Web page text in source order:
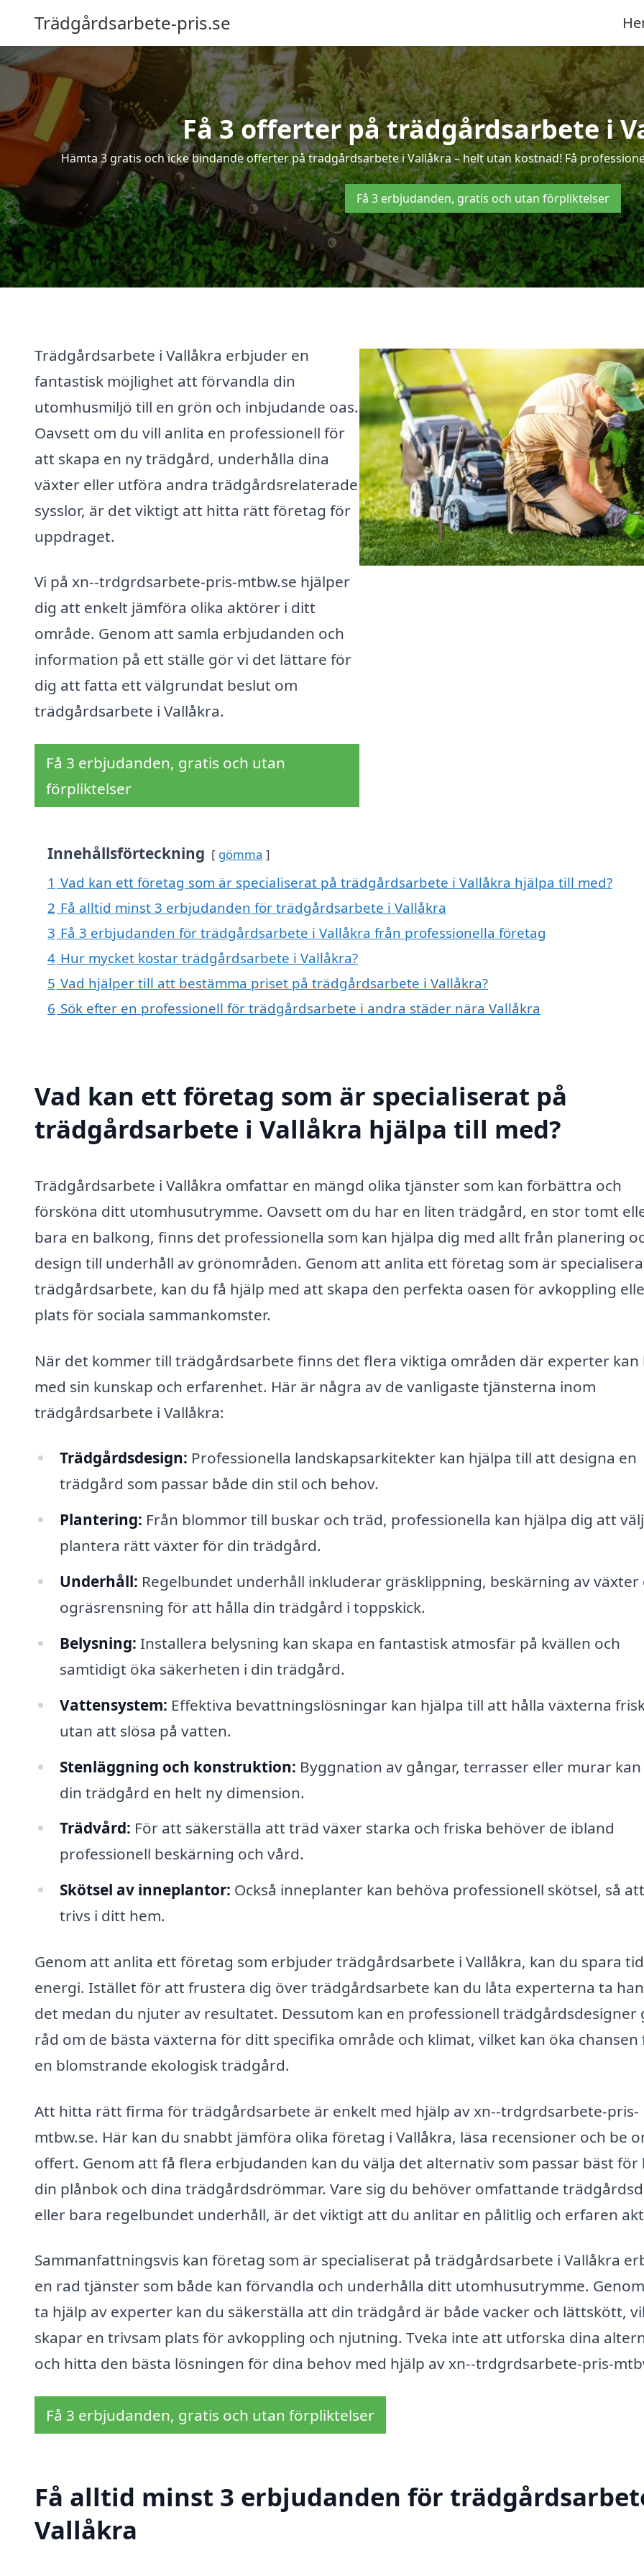
Trädgårdsarbete-pris.se
Få 3 offerter på trädgårdsarbete i
Hämta 3 gratis och icke bindande offerter på trädgårdsarbete i Vallåkra – helt utan kostnad! Få
Få 3 erbjudanden, gratis och utan förpliktelser
Trädgårdsarbete i Vallåkra erbjuder en
fantastisk möjlighet att förvandla din
utomhusmiljö till en grön och inbjudande oas.
Oavsett om du vill anlita en professionell för
att skapa en ny trädgård, underhålla dina
växter eller utföra andra trädgårdsrelaterade
sysslor, är det viktigt att hitta rätt företag för
uppdraget.
Vi på xn--trdgrdsarbete-pris-mtbw.se hjälper
dig att enkelt jämföra olika aktörer i ditt
område. Genom att samla erbjudanden och
information på ett ställe gör vi det lättare för
dig att fatta ett välgrundat beslut om
trädgårdsarbete i Vallåkra.
Få 3 erbjudanden, gratis och utan
förpliktelser
Innehållsförteckning gömma
1 Vad kan ett företag som är specialiserat på trädgårdsarbete i Vallåkra hjälpa till med?
2 Få alltid minst 3 erbjudanden för trädgårdsarbete i Vallåkra
3 Få 3 erbjudanden för trädgårdsarbete i Vallåkra från professionella företag
4 Hur mycket kostar trädgårdsarbete i Vallåkra?
5 Vad hjälper till att bestämma priset på trädgårdsarbete i Vallåkra?
6 Sök efter en professionell för trädgårdsarbete i andra städer nära Vallåkra
Vad kan ett företag som är specialiserat på
trädgårdsarbete i Vallåkra hjälpa till med?
Trädgårdsarbete i Vallåkra omfattar en mängd olika tjänster som kan förbättra och
försköna ditt utomhusutrymme. Oavsett om du har en liten trädgård, en stor tomt
bara en balkong, finns det professionella som kan hjälpa dig med allt från planering
design till underhåll av grönområden. Genom att anlita ett företag som är
trädgårdsarbete, kan du få hjälp med att skapa den perfekta oasen för avkoppling
plats för sociala sammankomster.
När det kommer till trädgårdsarbete finns det flera viktiga områden där experter kan
med sin kunskap och erfarenhet. Här är några av de vanligaste tjänsterna inom
trädgårdsarbete i Vallåkra:
Trädgårdsdesign: Professionella landskapsarkitekter kan hjälpa till att designa en
trädgård som passar både din stil och behov.
Plantering: Från blommor till buskar och träd, professionella kan hjälpa dig att
plantera rätt växter för din trädgård.
Underhåll: Regelbundet underhåll inkluderar gräsklippning, beskärning av växter
ogräsrensning för att hålla din trädgård i toppskick.
Belysning: Installera belysning kan skapa en fantastisk atmosfär på kvällen och
samtidigt öka säkerheten i din trädgård.
Vattensystem: Effektiva bevattningslösningar kan hjälpa till att hålla växterna
utan att slösa på vatten.
Stenläggning och konstruktion: Byggnation av gångar, terrasser eller murar kan
din trädgård en helt ny dimension.
Trädvård: För att säkerställa att träd växer starka och friska behöver de ibland
professionell beskärning och vård.
Skötsel av inneplantor: Också inneplanter kan behöva professionell skötsel, så
trivs i ditt hem.
Genom att anlita ett företag som erbjuder trädgårdsarbete i Vallåkra, kan du spara
energi. Istället för att frustera dig över trädgårdsarbete kan du låta experterna ta
det medan du njuter av resultatet. Dessutom kan en professionell trädgårdsdesigner
råd om de bästa växterna för ditt specifika område och klimat, vilket kan öka chansen
en blomstrande ekologisk trädgård.
Att hitta rätt firma för trädgårdsarbete är enkelt med hjälp av xn--trdgrdsarbete-pris-
mtbw.se. Här kan du snabbt jämföra olika företag i Vallåkra, läsa recensioner och be
offert. Genom att få flera erbjudanden kan du välja det alternativ som passar bäst för
din plånbok och dina trädgårdsdrömmar. Vare sig du behöver omfattande
eller bara regelbundet underhåll, är det viktigt att du anlitar en pålitlig och erfaren
Sammanfattningsvis kan företag som är specialiserat på trädgårdsarbete i Vallåkra
en rad tjänster som både kan förvandla och underhålla ditt utomhusutrymme.
ta hjälp av experter kan du säkerställa att din trädgård är både vacker och lättskött,
skapar en trivsam plats för avkoppling och njutning. Tveka inte att utforska dina
och hitta den bästa lösningen för dina behov med hjälp av xn--trdgrdsarbete-pris-
Få 3 erbjudanden, gratis och utan förpliktelser
Få alltid minst 3 erbjudanden för
Vallåkra